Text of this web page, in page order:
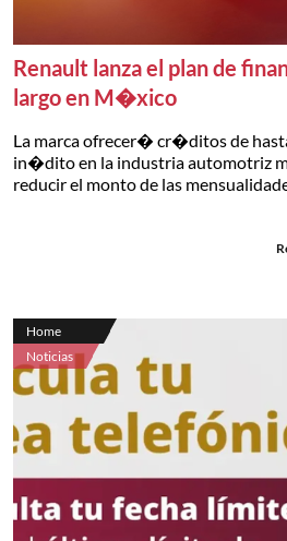
Renault lanza el plan de
largo en M�xico
La marca ofrecer� cr�ditos de
in�dito en la industria automotriz
reducir el monto de las
Home
Noticias